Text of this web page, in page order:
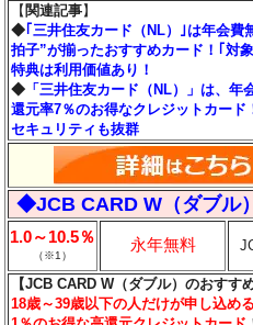
【 関連記事】
◆ ｢三井住友カード（NL）｣は年会
拍子”が揃ったおすすめカード！｢対
特典は利用価値あり！
◆ 「三井住友カード（NL）」は、
還元率7％のお得なクレジットカー
セキュリティも抜群
◆JCB CARD W（ダブル）
1.0～10.5％
（※1）
永年無料
【JCB CARD W（ダブル）のおすす
18歳～39歳以下の人だけが申し込め